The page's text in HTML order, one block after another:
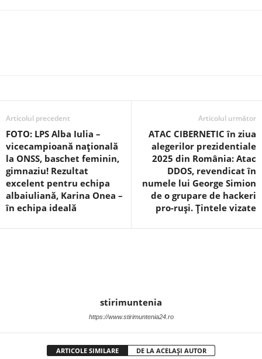
Articolul precedent
FOTO: LPS Alba Iulia –
vicecampioană națională
la ONSS, baschet feminin,
gimnaziu! Rezultat
excelent pentru echipa
albaiuliană, Karina Onea –
în echipa ideală
Articolul următor
ATAC CIBERNETIC în ziua
alegerilor prezidentiale
2025 din România: Atac
DDOS, revendicat în
numele lui George Simion
de o grupare de hackeri
pro-ruși. Țintele vizate
stirimuntenia
https://www.stirimuntenia24.ro
ARTICOLE SIMILARE DE LA ACELAȘI AUTOR